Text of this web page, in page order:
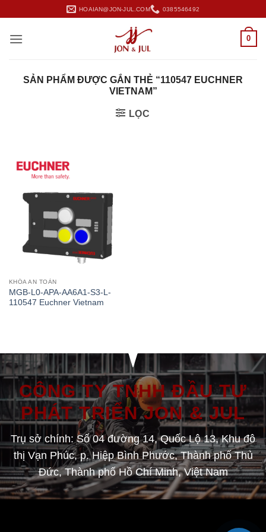
nội
HOAIAN@JON-JUL.COM 0385546492
0
SẢN PHẨM ĐƯỢC GẮN THẺ “110547 EUCHNER
VIETNAM”
LỌC
KHÓA AN TOÀN
MGB-L0-APA-AA6A1-S3-L-
110547 Euchner Vietnam
CÔNG TY TNHH ĐẦU TƯ
PHÁT TRIỂN JON & JUL
Trụ sở chính: Số 04 đường 14, Quốc Lộ 13, Khu đô
thị Vạn Phúc, p. Hiệp Bình Phước, Thành phố Thủ
Đức, Thành phố Hồ Chí Minh, Việt Nam